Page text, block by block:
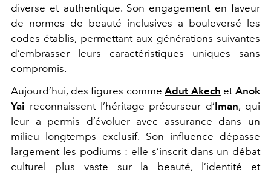
diverse et authentique. Son engagement en faveur
de normes de beauté inclusives a bouleversé les
codes établis, permettant aux générations suivantes
d’embrasser leurs caractéristiques uniques sans
compromis.
Aujourd’hui, des figures commeAdut Akech etAnok
Yai reconnaissent l’héritage précurseur d’Iman, qui
leur a permis d’évoluer avec assurance dans un
milieu longtemps exclusif. Son influence dépasse
largement les podiums : elle s’inscrit dans un débat
culturel plus vaste sur la beauté, l’identité et